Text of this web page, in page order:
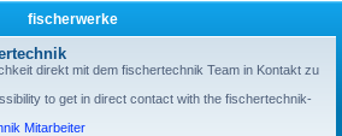
fischerwerke
direkt mit dem fischertechnik Team in Kontakt zu
to get in direct contact with the fischertechnik-
Mitarbeiter